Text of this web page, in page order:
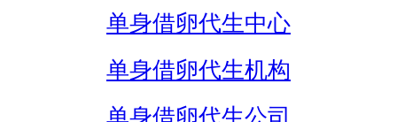
单身借卵代生中心
单身借卵代生机构
单身借卵代生公司